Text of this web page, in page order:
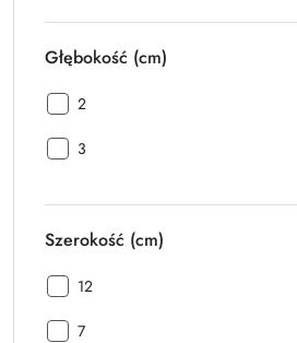
Głębokość (cm)
Głębokość
2
Głębokość
3
Szerokość (cm)
Szerokość
12
Szerokość
7